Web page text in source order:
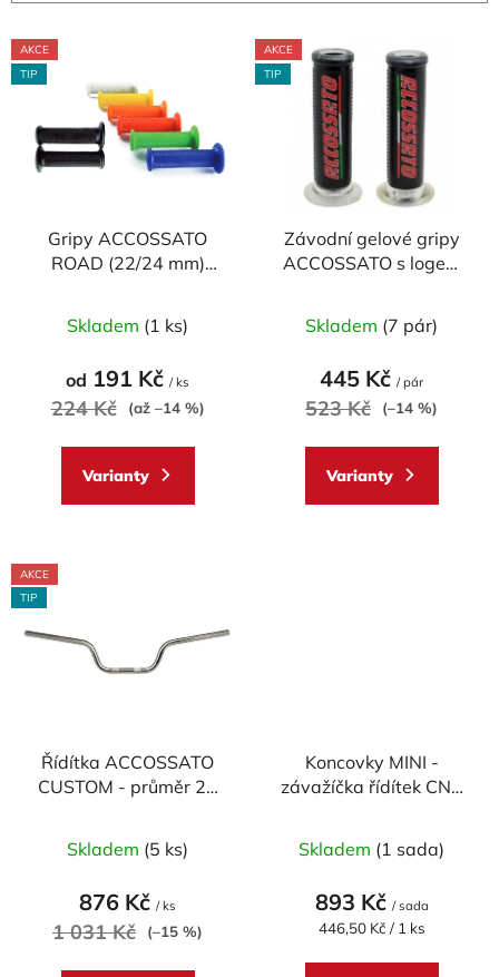
p
r
V
ý
AKCE
TIP
Gripy ACCOSSATO
ROAD (22/24 mm)
hodnocení
produktu
5
Skladem (1 ks)
od 191 Kč / ks
224 Kč (až –14 %)
Varianty
AKCE
TIP
Závodní gelové gripy
ACCOSSATO s logem
hodnocení
produktu
5
Skladem (7 pár)
445 Kč / pár
523 Kč (–14 %)
Varianty
AKCE
TIP
Řídítka ACCOSSATO
CUSTOM - průměr 22
hodnocení
produktu
je
Skladem (5 ks)
876 Kč / ks
1 031 Kč (–15 %)
Koncovky MINI -
závažíčka řídítek CNC
Skladem (1 sada)
893 Kč / sada
Měrná
446,50 Kč / 1 ks